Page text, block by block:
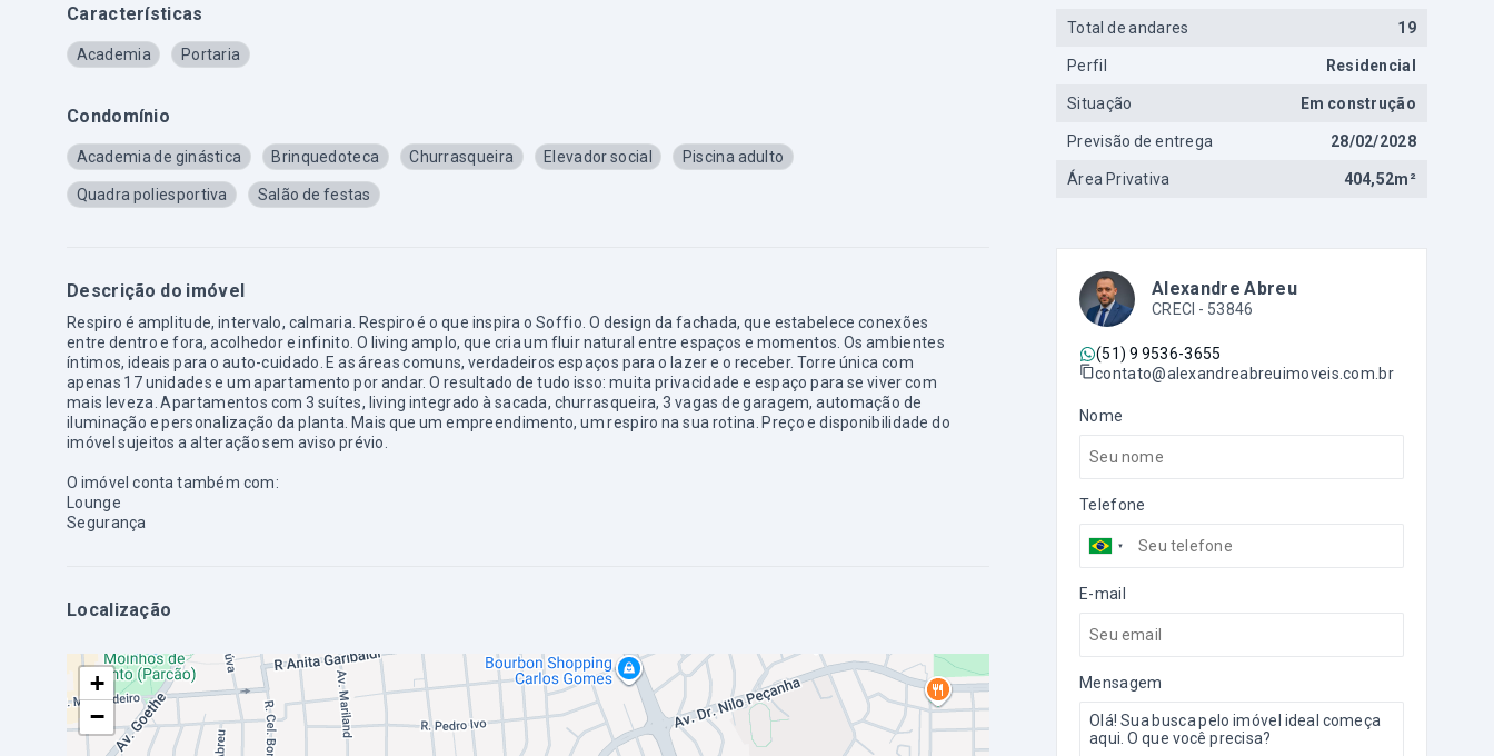
Características
Academia Portaria
Condomínio
Academia de ginástica Brinquedoteca Churrasqueira Elevador social Piscina adulto
Quadra poliesportiva Salão de festas
Descrição do imóvel
Respiro é amplitude, intervalo, calmaria. Respiro é o que inspira o Soffio. O design da fachada, que estabelece conexões
entre dentro e fora, acolhedor e infinito. O living amplo, que cria um fluir natural entre espaços e momentos. Os ambientes
íntimos, ideais para o auto-cuidado. E as áreas comuns, verdadeiros espaços para o lazer e o receber. Torre única com
apenas 17 unidades e um apartamento por andar. O resultado de tudo isso: muita privacidade e espaço para se viver com
mais leveza. Apartamentos com 3 suítes, living integrado à sacada, churrasqueira, 3 vagas de garagem, automação de
iluminação e personalização da planta. Mais que um empreendimento, um respiro na sua rotina. Preço e disponibilidade do
imóvel sujeitos a alteração sem aviso prévio.
O imóvel conta também com:
Lounge
Segurança
Localização
+
−
Total de andares 19
Perfil Residencial
Situação Em construção
Previsão de entrega 28/02/2028
Área Privativa 404,52m²
Alexandre Abreu
CRECI - 53846
(51) 9 9536-3655
contato@alexandreabreuimoveis.com.br
Nome
Telefone
E-mail
Mensagem